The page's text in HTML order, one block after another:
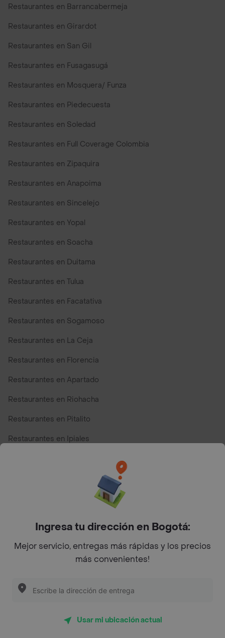
Restaurantes en Barrancabermeja
Restaurantes en Girardot
Restaurantes en San Gil
Restaurantes en Fusagasugá
Restaurantes en Mosquera/ Funza
Restaurantes en Piedecuesta
Restaurantes en Soledad
Restaurantes en Full Coverage Colombia
Restaurantes en Zipaquira
Restaurantes en Anapoima
Restaurantes en Sincelejo
Restaurantes en Yopal
Restaurantes en Soacha
Restaurantes en Duitama
Restaurantes en Tulua
Restaurantes en Facatativa
Restaurantes en Sogamoso
Restaurantes en La Ceja
Restaurantes en Florencia
Restaurantes en Apartado
Restaurantes en Riohacha
Restaurantes en Pitalito
Restaurantes en Ipiales
Top Marcas y Cadenas de Restaurantes
Encuéntranos en estos países
App Store Google play
Restaurantes cerca de mi para pedir Comida a Domicilio -
Ingresa tu dirección en Bogotá:
Mejor servicio, entregas más rápidas y los precios
más convenientes!
Usar mi ubicación actual